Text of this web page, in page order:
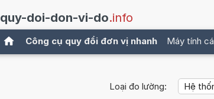
quy-doi-don-vi-do.info
Công cụ quy đổi đơn vị nhanh Máy tính
Loại đo lường: